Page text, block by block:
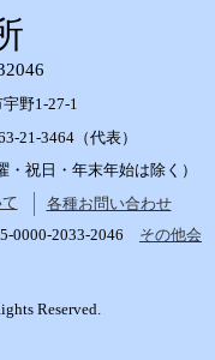
野1-27-1
21-3464（代表）
祝日・年末年始は除く）
各種お問い合わせ
0000-2033-2046 その他会
Reserved.